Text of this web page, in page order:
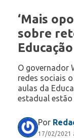
‘Mais
sobre
O governador
redes sociais
aulas da
estadual
Por
17/02/2021